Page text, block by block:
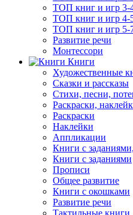
ТОП книг и игр 3-
ТОП книг и игр 4-
ТОП книг и игр 5-
Развитие речи
Монтессори
Книги
Художественные
Сказки и рассказы
Стихи, песни,
Раскраски,
Раскраски
Наклейки
Аппликации
Книги с
Книги с заданиями
Прописи
Общее развитие
Книги с окошками
Развитие речи
Тактильные книги